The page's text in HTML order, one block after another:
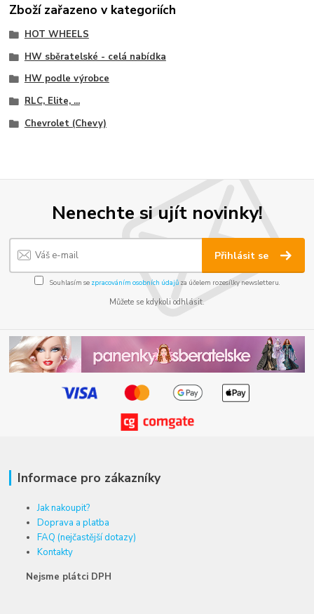
Zboží zařazeno v kategoriích
HOT WHEELS
HW sběratelské - celá nabídka
HW podle výrobce
RLC, Elite, ...
Chevrolet (Chevy)
Nenechte si ujít novinky!
Přihlásit se
Souhlasím se zpracováním osobních údajůza účelem rozesílky newsletteru.
Můžete se kdykoli odhlásit.
Informace pro zákazníky
Jak nakoupit?
Doprava a platba
FAQ (nejčastější dotazy)
Kontakty
Nejsme plátci DPH